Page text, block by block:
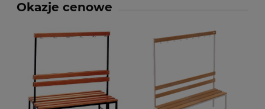
Okazje cenowe